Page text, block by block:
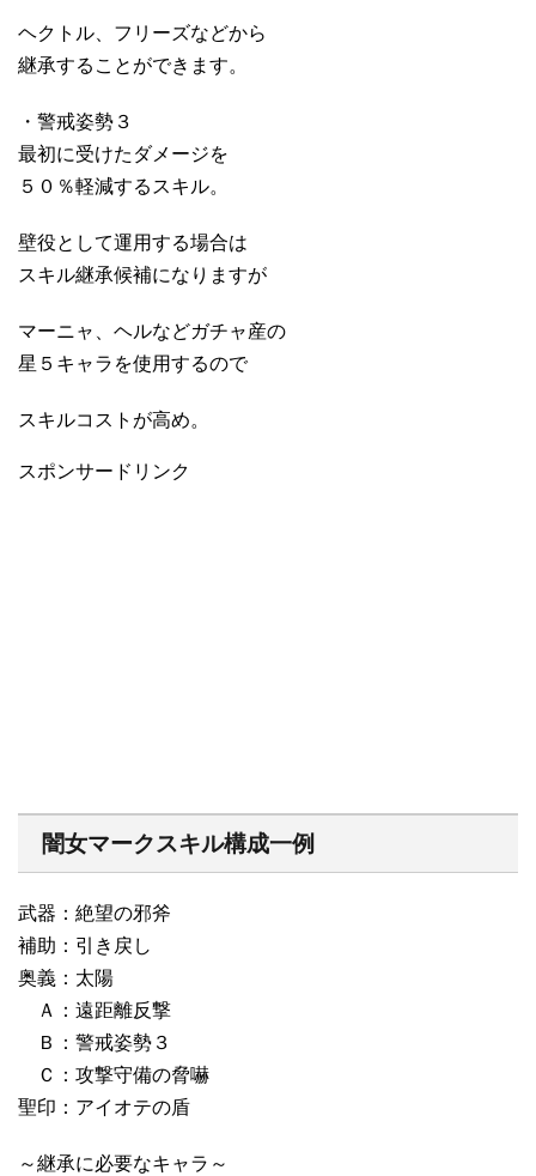
ヘクトル、フリーズなどから
継承することができます。
・警戒姿勢３
最初に受けたダメージを
５０％軽減するスキル。
壁役として運用する場合は
スキル継承候補になりますが
マーニャ、ヘルなどガチャ産の
星５キャラを使用するので
スキルコストが高め。
スポンサードリンク
闇女マークスキル構成一例
武器：絶望の邪斧
補助：引き戻し
奥義：太陽
Ａ：遠距離反撃
Ｂ：警戒姿勢３
Ｃ：攻撃守備の脅嚇
聖印：アイオテの盾
～継承に必要なキャラ～